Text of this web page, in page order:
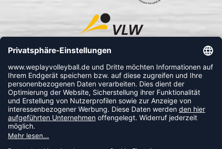
FOLLOW US